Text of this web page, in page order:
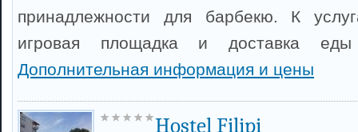
принадлежности для барбекю. К
игровая площадка и доставка
Дополнительная информация и цены
Hostel Filipi